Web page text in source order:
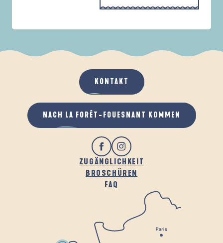
WENN ES REGNET
AN DER FRISCHEN LUFT
PARCOURS D'INTERPRÉTATION DE L'ANSE
ZUGÄNGLICHKEIT
BROSCHÜREN
FAQ
KONTAKT
NACH LA FORÊT-FOUESNANT KOMMEN